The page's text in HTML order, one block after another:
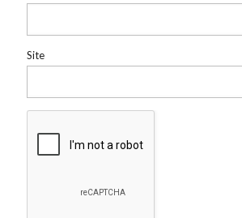
Site